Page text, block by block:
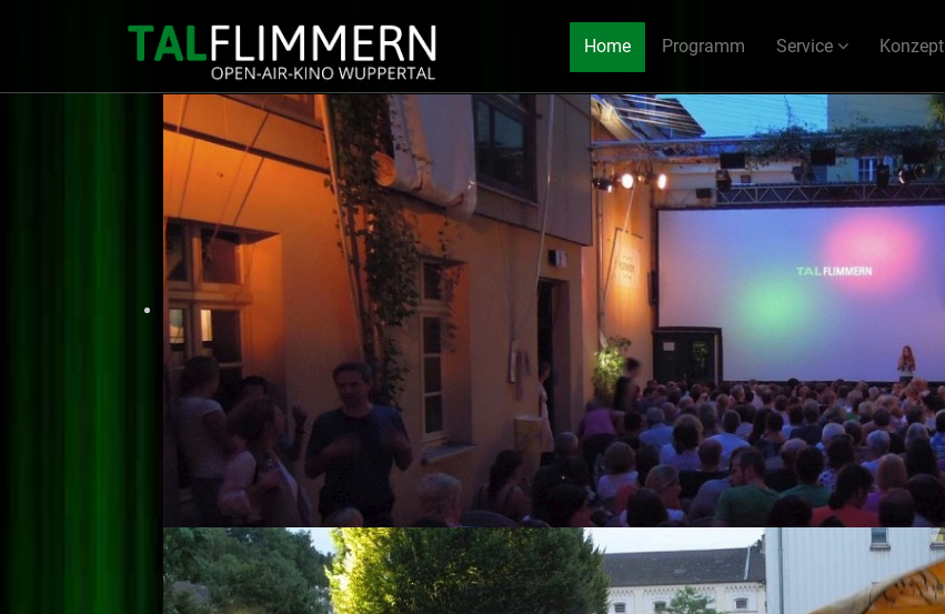
Home Programm Service Konzept